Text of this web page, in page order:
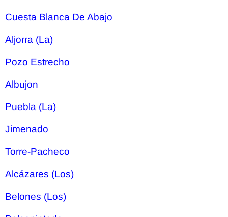
Cuesta Blanca De Abajo
Aljorra (La)
Pozo Estrecho
Albujon
Puebla (La)
Jimenado
Torre-Pacheco
Alcázares (Los)
Belones (Los)